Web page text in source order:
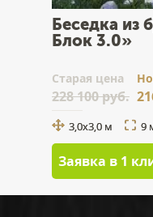
Беседка из
Блок 3.0»
Cтарая цена
228 100 руб.
3,0x3,0 м 9
Заявка в 1